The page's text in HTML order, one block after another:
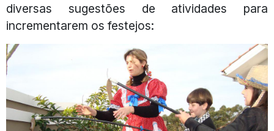
diversas sugestões de atividades para
incrementarem os festejos: